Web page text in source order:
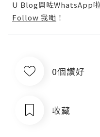
U Blog開咗WhatsApp啦
Follow 我哋 ！
0個讚好
收藏